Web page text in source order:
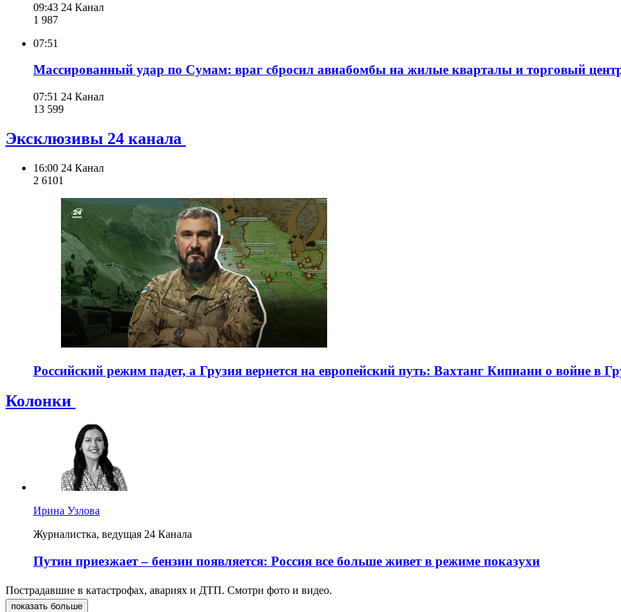
09:43 24 Канал
1 987
07:51
Массированный удар по Сумам: враг сбросил авиабомбы на жилые кварталы и торговый
07:51 24 Канал
13 599
Эксклюзивы 24 канала
16:00 24 Канал
2 6101
Российский режим падет, а Грузия вернется на европейский путь: Вахтанг Кипиани о войне в
Колонки
Ирина Узлова
Журналистка, ведущая 24 Канала
Путин приезжает – бензин появляется: Россия все больше живет в режиме показухи
Пострадавшие в катастрофах, авариях и ДТП. Смотри фото и видео.
показать больше